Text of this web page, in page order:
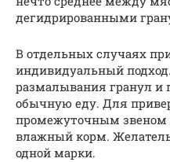
дегидрированными
В отдельных случаях
индивидуальный
размалывания гранул
обычную еду. Для
промежуточным звеном
влажный корм.
одной марки.